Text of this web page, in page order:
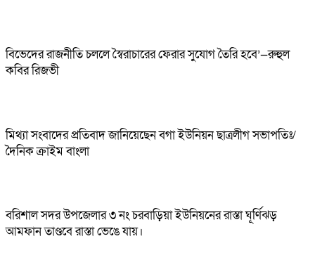
বিভেদের রাজনীতি চললে স্বৈরাচারের ফেরার সুযোগ তৈরি হবে’—রুহুল
কবির রিজভী
মিথ্যা সংবাদের প্রতিবাদ জানিয়েছেন বগা ইউনিয়ন ছাত্রলীগ সভাপতিঃ/
দৈনিক ক্রাইম বাংলা
বরিশাল সদর উপজেলার ৩ নং চরবাড়িয়া ইউনিয়নের রাস্তা ঘূর্ণিঝড়
আমফান তাণ্ডবে রাস্তা ভেঙে যায়।